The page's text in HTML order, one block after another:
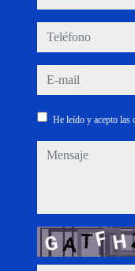
teléfono
e-mail
He leído y acepto las
mensaje
Captcha